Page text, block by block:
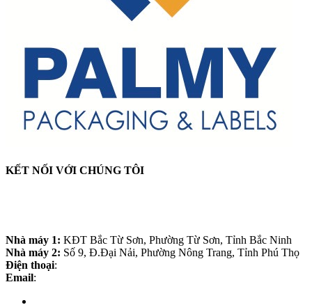
KẾT NỐI VỚI CHÚNG TÔI
Nhà máy 1: KĐT Bắc Từ Sơn, Phường Từ Sơn, Tỉnh Bắc Ninh
Nhà máy 2: Số 9, Đ.Đại Nải, Phường Nông Trang, Tỉnh Phú Thọ
Điện thoại:
Email: